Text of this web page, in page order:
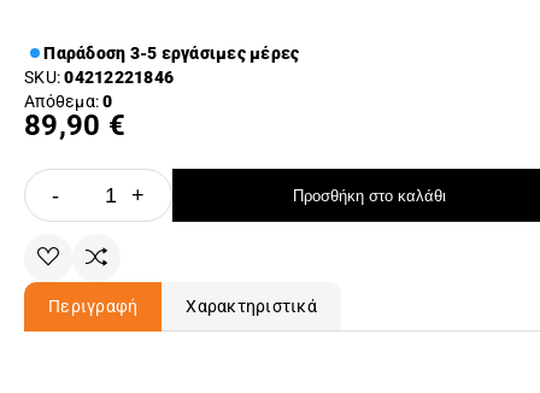
Παράδοση 3-5 εργάσιμες μέρες
SKU:04212221846
Απόθεμα:0
89,90 €
- + Προσθήκη στο καλάθι
Περιγραφή Χαρακτηριστικά